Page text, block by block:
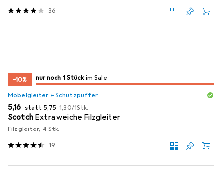
36
−10% noch 1 Stückim Sale
nur noch 1 Stück im Sale
Möbelgleiter + Schutzpuffer
EUR
5,16 statt EUR
5,75 EUR
1,30/1Stk.
Scotch Extra weiche Filzgleiter
Filzgleiter, 4 Stk.
19